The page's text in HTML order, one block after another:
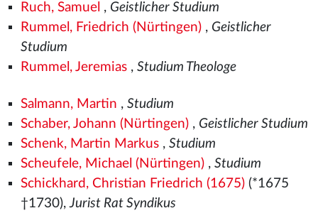
Ruch, Samuel , Geistlicher Studium
Rummel, Friedrich (Nürtingen), Geistlicher
Studium
Rummel, Jeremias, Studium Theologe
Salmann, Martin , Studium
Schaber, Johann (Nürtingen), Geistlicher Studium
Schenk, Martin Markus, Studium
Scheufele, Michael (Nürtingen), Studium
Schickhard, Christian Friedrich (1675)(*1675
†1730),Jurist Rat Syndikus